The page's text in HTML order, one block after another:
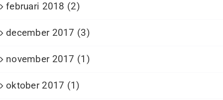
februari 2018 (2)
december 2017 (3)
november 2017 (1)
oktober 2017 (1)